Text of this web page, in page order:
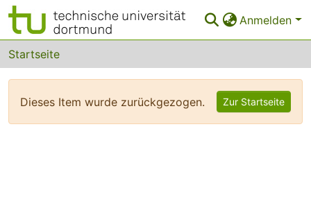
Anmelden
Bereiche & Sammlungen
Das gesamte Repositorium
FAQ
Startseite
Dieses Item wurde zurückgezogen. Zur Startseite